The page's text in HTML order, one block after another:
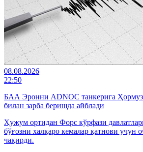
08.08.2026
22:50
БАА Эронни ADNOC танкерига Ҳормуз
билан зарба беришда айблади
Ҳужум ортидан Форс кўрфази
бўғозни халқаро кемалар қатнови учун
чақирди.